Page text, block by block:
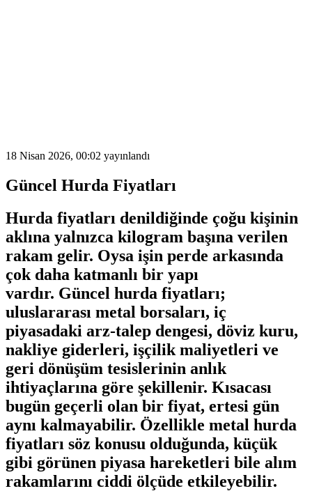
18 Nisan 2026, 00:02 yayınlandı
Güncel Hurda Fiyatları
Hurda fiyatları denildiğinde çoğu kişinin
aklına yalnızca kilogram başına verilen
rakam gelir. Oysa işin perde arkasında
çok daha katmanlı bir yapı
vardır. Güncel hurda fiyatları;
uluslararası metal borsaları, iç
piyasadaki arz-talep dengesi, döviz kuru,
nakliye giderleri, işçilik maliyetleri ve
geri dönüşüm tesislerinin anlık
ihtiyaçlarına göre şekillenir. Kısacası
bugün geçerli olan bir fiyat, ertesi gün
aynı kalmayabilir. Özellikle metal hurda
fiyatları söz konusu olduğunda, küçük
gibi görünen piyasa hareketleri bile alım
rakamlarını ciddi ölçüde etkileyebilir.